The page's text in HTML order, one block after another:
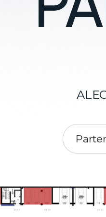
Parter
like to find out more about.